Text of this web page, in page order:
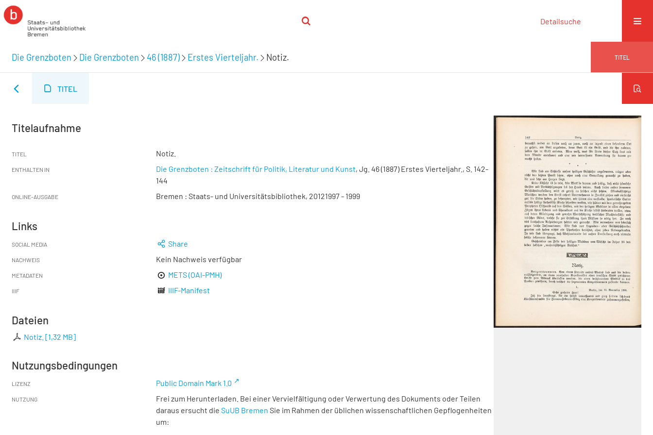
Detailsuche
Die Grenzboten Die Grenzboten 46 (1887) Erstes Vierteljahr. Notiz. TITEL
TITEL
Titelaufnahme
TITEL Notiz.
ENTHALTEN IN Die Grenzboten : Zeitschrift für Politik, Literatur und Kunst, Jg. 46 (1887) Erstes Vierteljahr., S. 142-
144
ONLINE-AUSGABE Bremen : Staats- und Universitätsbibliothek, 20121997 - 1999
Links
SOCIAL MEDIA Share
NACHWEIS Kein Nachweis verfügbar
METADATEN METS (OAI-PMH)
IIIF IIIF-Manifest
Dateien
Notiz. [1,32 MB]
Nutzungsbedingungen
LIZENZ Public Domain Mark 1.0
NUTZUNG
Frei zum Herunterladen. Bei einer Vervielfältigung oder Verwertung des Dokuments oder Teilen
daraus ersucht die SuUB Bremen Sie im Rahmen der üblichen wissenschaftlichen Gepflogenheiten
um: